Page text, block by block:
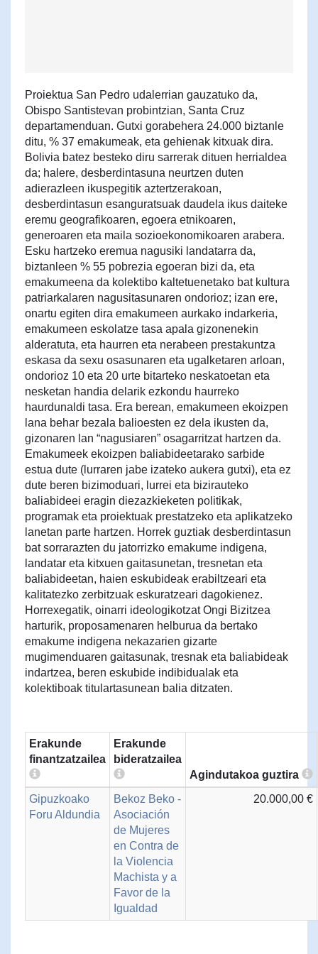
Proiektua San Pedro udalerrian gauzatuko da,
Obispo Santistevan probintzian, Santa Cruz
departamenduan. Gutxi gorabehera 24.000 biztanle
ditu, % 37 emakumeak, eta gehienak kitxuak dira.
Bolivia batez besteko diru sarrerak dituen herrialdea
da; halere, desberdintasuna neurtzen duten
adierazleen ikuspegitik aztertzerakoan,
desberdintasun esanguratsuak daudela ikus daiteke
eremu geografikoaren, egoera etnikoaren,
generoaren eta maila sozioekonomikoaren arabera.
Esku hartzeko eremua nagusiki landatarra da,
biztanleen % 55 pobrezia egoeran bizi da, eta
emakumeena da kolektibo kaltetuenetako bat kultura
patriarkalaren nagusitasunaren ondorioz; izan ere,
onartu egiten dira emakumeen aurkako indarkeria,
emakumeen eskolatze tasa apala gizonenekin
alderatuta, eta haurren eta nerabeen prestakuntza
eskasa da sexu osasunaren eta ugalketaren arloan,
ondorioz 10 eta 20 urte bitarteko neskatoetan eta
nesketan handia delarik ezkondu haurreko
haurdunaldi tasa. Era berean, emakumeen ekoizpen
lana behar bezala balioesten ez dela ikusten da,
gizonaren lan “nagusiaren” osagarritzat hartzen da.
Emakumeek ekoizpen baliabideetarako sarbide
estua dute (lurraren jabe izateko aukera gutxi), eta ez
dute beren bizimoduari, lurrei eta bizirauteko
baliabideei eragin diezazkieketen politikak,
programak eta proiektuak prestatzeko eta aplikatzeko
lanetan parte hartzen. Horrek guztiak desberdintasun
bat sorrarazten du jatorrizko emakume indigena,
landatar eta kitxuen gaitasunetan, tresnetan eta
baliabideetan, haien eskubideak erabiltzeari eta
kalitatezko zerbitzuak eskuratzeari dagokienez.
Horrexegatik, oinarri ideologikotzat Ongi Bizitzea
harturik, proposamenaren helburua da bertako
emakume indigena nekazarien gizarte
mugimenduaren gaitasunak, tresnak eta baliabideak
indartzea, beren eskubide indibidualak eta
kolektiboak titulartasunean balia ditzaten.
Erakunde
finantzatzailea
Erakunde
bideratzailea
Agindutakoa guztira
Gipuzkoako
Foru Aldundia
Bekoz Beko -
Asociación
de Mujeres
en Contra de
la Violencia
Machista y a
Favor de la
Igualdad
20.000,00 €